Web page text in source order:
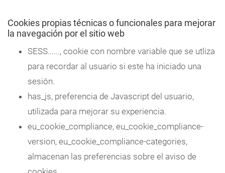
Cookies propias técnicas o funcionales para mejorar
la navegación por el sitio web
SESS......, cookie con nombre variable que se utliza
para recordar al usuario si este ha iniciado una
sesión.
has_js, preferencia de Javascript del usuario,
utilizada para mejorar su experiencia.
eu_cookie_compliance, eu_cookie_compliance-
version, eu_cookie_compliance-categories,
almacenan las preferencias sobre el aviso de